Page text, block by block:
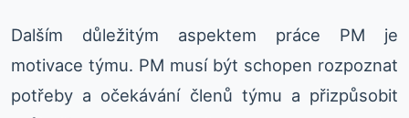
Dalším důležitým aspektem práce PM je
motivace týmu. PM musí být schopen rozpoznat
potřeby a očekávání členů týmu a přizpůsobit